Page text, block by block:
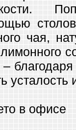
чая,
–
усталость
в офисе